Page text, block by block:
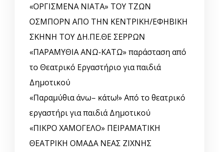
«ΟΡΓΙΣΜΕΝΑ ΝΙΑΤΑ» ΤΟΥ ΤΖΩΝ
ΟΣΜΠΟΡΝ ΑΠΟ ΤΗΝ ΚΕΝΤΡΙΚΗ/ΕΦΗΒΙΚΗ
ΣΚΗΝΗ ΤΟΥ ΔΗ.ΠΕ.ΘΕ ΣΕΡΡΩΝ
«ΠΑΡΑΜΥΘΙΑ ΑΝΩ-ΚΑΤΩ» παράσταση από
το Θεατρικό Εργαστήριο για παιδιά
Δημοτικού
«Παραμύθια άνω– κάτω!» Από το θεατρικό
εργαστήρι για παιδιά Δημοτικού
«ΠΙΚΡΟ ΧΑΜΟΓΕΛΟ» ΠΕΙΡΑΜΑΤΙΚΗ
ΘΕΑΤΡΙΚΗ ΟΜΑΔΑ ΝΕΑΣ ΖΙΧΝΗΣ